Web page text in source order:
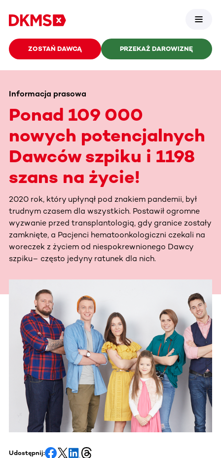
ZOSTAŃ DAWCĄ PRZEKAŻ DAROWIZNĘ
Informacja prasowa
Ponad 109 000
nowych potencjalnych
Dawców szpiku i 1198
szans na życie!
2020 rok, który upłynął pod znakiem pandemii, był
trudnym czasem dla wszystkich. Postawił ogromne
wyzwanie przed transplantologią, gdy granice zostały
zamknięte, a Pacjenci hematoonkologiczni czekali na
woreczek z życiem od niespokrewnionego Dawcy
szpiku– często jedyny ratunek dla nich.
Udostępnij: